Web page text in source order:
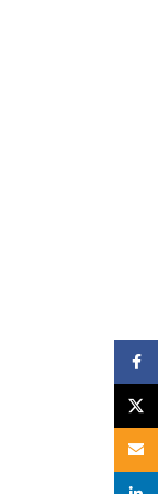
Email